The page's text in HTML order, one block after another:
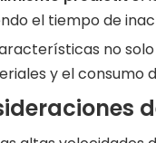
el tiempo de
no
y el consumo